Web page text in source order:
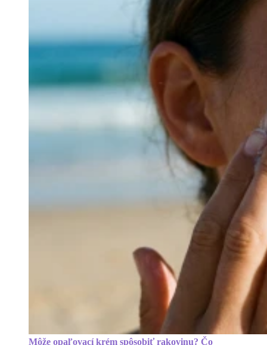
Môže opaľovací krém spôsobiť rakovinu? Čo